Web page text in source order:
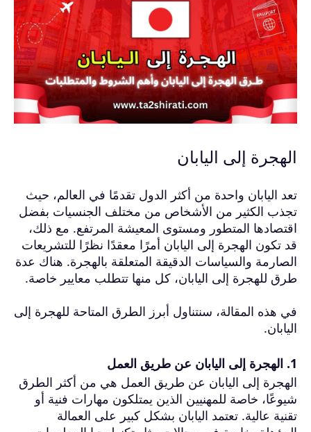
الهجرة إلى اليابان
تعد اليابان واحدة من أكثر الدول تقدمًا في العالم، حيث
تجذب الكثير من الأشخاص من مختلف الجنسيات بفضل
اقتصادها المتطور ومستوى المعيشة المرتفع. مع ذلك،
قد تكون الهجرة إلى اليابان أمرًا معقدًا نظرًا للتشريعات
الصارمة والسياسات الدقيقة المتعلقة بالهجرة. هناك عدة
طرق للهجرة إلى اليابان، كل منها تتطلب معايير خاصة.
في هذه المقالة، سنتناول أبرز الطرق المتاحة للهجرة إلى
اليابان.
1. الهجرة إلى اليابان عن طريق العمل
الهجرة إلى اليابان عن طريق العمل هي من أكثر الطرق
شيوعًا، خاصة للمهنيين الذين يمتلكون مهارات فنية أو
تقنية عالية. تعتمد اليابان بشكل كبير على العمالة